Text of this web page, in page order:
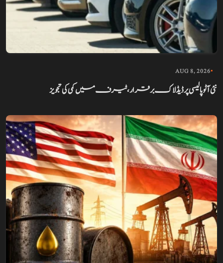
•
AUG 8, 2026
نئی آٹو پالیسی پر ڈیڈ لاک برقرار، ٹیرف میں کمی کی تجویز